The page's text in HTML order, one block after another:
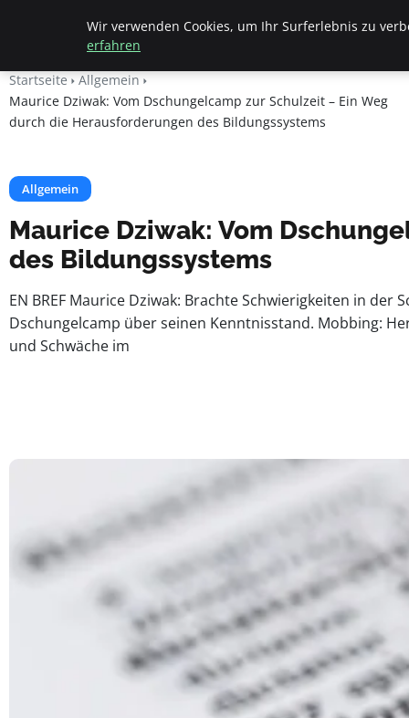
Beyond Surface
Startseite
Allgemein
Maurice Dziwak: Vom Dschungelcamp zur Schulzeit – Ein Weg
durch die Herausforderungen des Bildungssystems
Allgemein
Maurice Dziwak: Vom
des Bildungssystems
EN BREF Maurice Dziwak: Brachte Schwierigkeiten in
Dschungelcamp über seinen Kenntnisstand. Mobbing:
und Schwäche im
Wir verwenden Cookies, um Ihr Surferlebnis zu
erfahren